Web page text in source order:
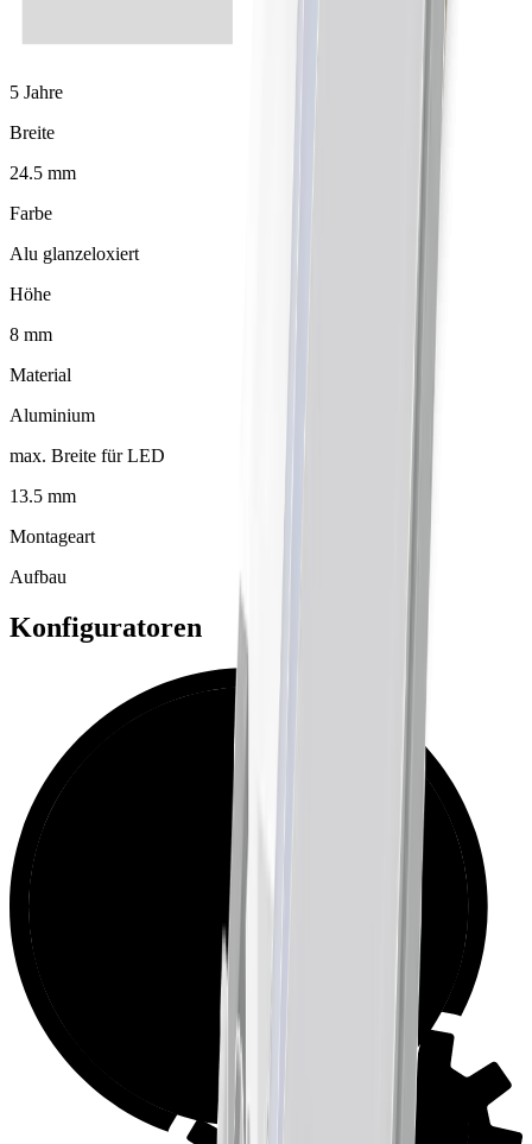
5 Jahre
Breite
24.5 mm
Farbe
Alu glanzeloxiert
Höhe
8 mm
Material
Aluminium
max. Breite für LED
13.5 mm
Montageart
Aufbau
Konfiguratoren